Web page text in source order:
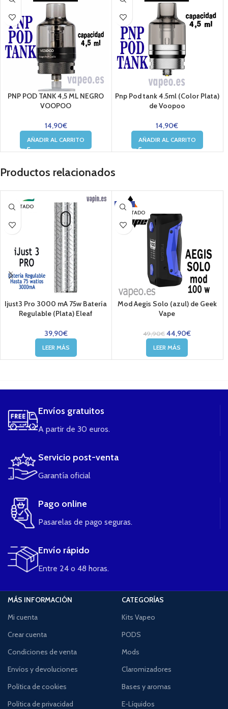
PNP POD TANK 4,5 ML NEGRO
VOOPOO
14,90€
AÑADIR AL CARRITO
Pnp Pod tank 4.5ml (Color Plata)
de Voopoo
14,90€
AÑADIR AL CARRITO
Productos relacionados
AGOTADO
Ijust3 Pro 3000 mA 75w Batería
Regulable (Plata) Eleaf
39,90€
LEER MÁS
-10%
AGOTADO
Mod Aegis Solo (azul) de Geek
Vape
49,90€ 44,90€
LEER MÁS
Envíos gratuitos
A partir de 30 euros.
Servicio post-venta
Garantía oficial
Pago online
Pasarelas de pago seguras.
Envío rápido
Entre 24 o 48 horas.
MÁS INFORMACIÓN
Mi cuenta
Crear cuenta
Condiciones de venta
Envíos y devoluciones
Política de cookies
Política de privacidad
CATEGORÍAS
Kits Vapeo
PODS
Mods
Claromizadores
Bases y aromas
E-Líquidos